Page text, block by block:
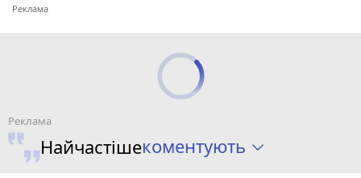
Найчастішекоментують